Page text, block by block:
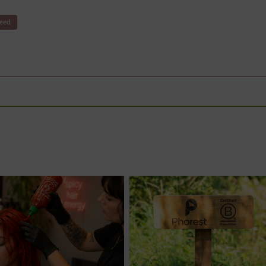
|
19.10.2026 Graz / STMK